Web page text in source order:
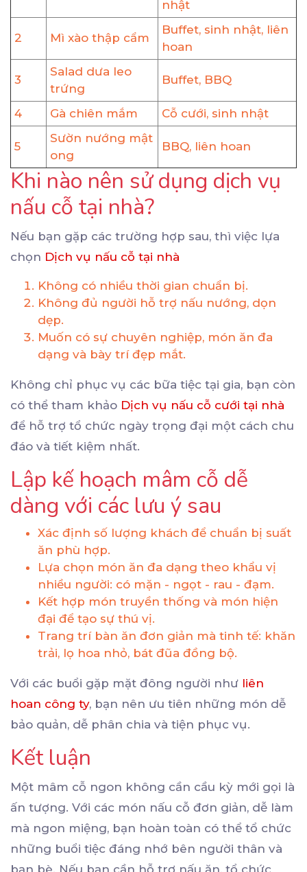
nhật
2 Mì xào thập cẩm
Buffet, sinh nhật, liên
hoan
3
Salad dưa leo
trứng
Buffet, BBQ
4 Gà chiên mắm Cỗ cưới, sinh nhật
5
Sườn nướng mật
ong
BBQ, liên hoan
Khi nào nên sử dụng dịch vụ
nấu cỗ tại nhà?
Nếu bạn gặp các trường hợp sau, thì việc lựa
chọn Dịch vụ nấu cỗ tại nhà
Không có nhiều thời gian chuẩn bị.
Không đủ người hỗ trợ nấu nướng, dọn
dẹp.
Muốn có sự chuyên nghiệp, món ăn đa
dạng và bày trí đẹp mắt.
Không chỉ phục vụ các bữa tiệc tại gia, bạn còn
có thể tham khảo Dịch vụ nấu cỗ cưới tại nhà
để hỗ trợ tổ chức ngày trọng đại một cách chu
đáo và tiết kiệm nhất.
Lập kế hoạch mâm cỗ dễ
dàng với các lưu ý sau
Xác định số lượng khách để chuẩn bị suất
ăn phù hợp.
Lựa chọn món ăn đa dạng theo khẩu vị
nhiều người: có mặn - ngọt - rau - đạm.
Kết hợp món truyền thống và món hiện
đại để tạo sự thú vị.
Trang trí bàn ăn đơn giản mà tinh tế: khăn
trải, lọ hoa nhỏ, bát đũa đồng bộ.
Với các buổi gặp mặt đông người như liên
hoan công ty, bạn nên ưu tiên những món dễ
bảo quản, dễ phân chia và tiện phục vụ.
Kết luận
Một mâm cỗ ngon không cần cầu kỳ mới gọi là
ấn tượng. Với các món nấu cỗ đơn giản, dễ làm
mà ngon miệng, bạn hoàn toàn có thể tổ chức
những buổi tiệc đáng nhớ bên người thân và
bạn bè. Nếu bạn cần hỗ trợ nấu ăn, tổ chức